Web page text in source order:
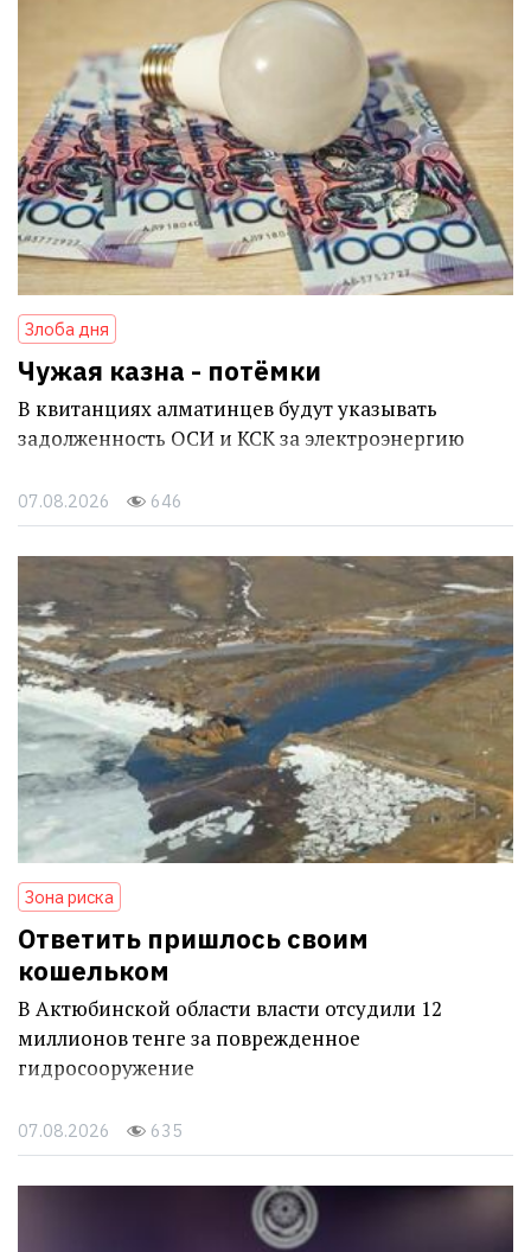
Злоба дня
Чужая казна - потёмки
В квитанциях алматинцев будут указывать
задолженность ОСИ и КСК за электроэнергию
07.08.2026 646
Зона риска
Ответить пришлось своим
кошельком
В Актюбинской области власти отсудили 12
миллионов тенге за поврежденное
гидросооружение
07.08.2026 635